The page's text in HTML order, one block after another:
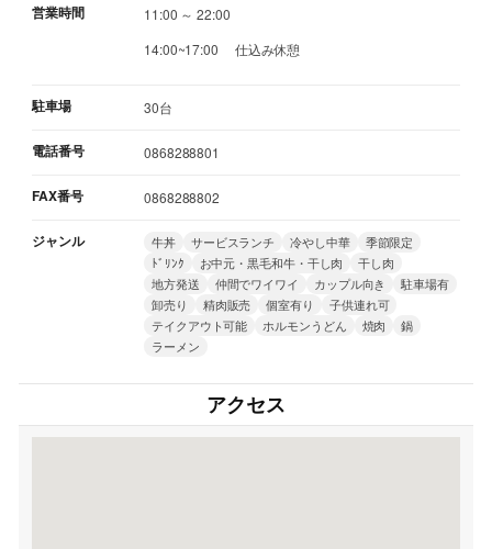
営業時間
11:00 ～ 22:00
14:00~17:00 仕込み休憩
駐車場 30台
電話番号 0868288801
FAX番号 0868288802
ジャンル 牛丼 サービスランチ 冷やし中華
季節限定
ﾄﾞﾘﾝｸ
お中元・黒毛和牛・干し肉
干し肉
地方発送
仲間でワイワイ カップル向き
駐車場有
卸売り
精肉販売 個室有り
子供連れ可
テイクアウト可能
ホルモンうどん 焼肉
鍋
ラーメン
アクセス